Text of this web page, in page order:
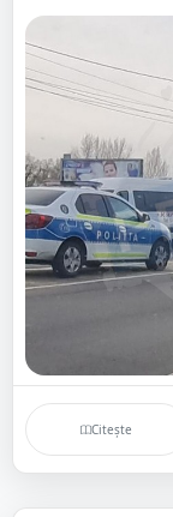
Citește